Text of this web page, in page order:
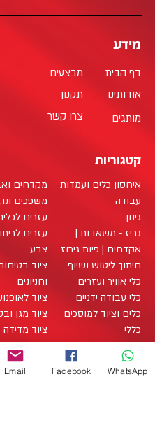
מידע
מבצעים
תקנון
צרו קשר
דף הבית
אודותינו
מותגים
קטגוריות
מקדחים
משפכים
עזרים
עזרים
צבע
ציוד
וחניונים
ציוד
ציוד מגן
ציוד מדידה
ציוד מוגן
ציוד
רכבים
איחסון כלים ועמדות
עבודה
גינון
גריז - משאבות |
אקדחים | פיות גירוז
חיתוך ליטוש ושיוף
כלי אוויר ועזרים
כלי עבודה ידניים
כלים וציוד למוסכים
כללי
לענף האינסטלציה
לענף הבניה
לענף החשמל
Email Facebook WhatsApp